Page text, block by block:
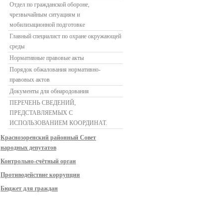
Отдел по гражданской обороне,
чрезвычайным ситуациям и
мобилизационной подготовке
Главный специалист по охране окружающей
среды
Нормативные правовые акты
Порядок обжалования нормативно-
правовых актов
Документы для обнародования
ПЕРЕЧЕНЬ СВЕДЕНИЙ,
ПРЕДСТАВЛЯЕМЫХ С
ИСПОЛЬЗОВАНИЕМ КООРДИНАТ.
Краснозоренский районный Совет
народных депутатов
Контрольно-счётный орган
Противодействие коррупции
Бюджет для граждан